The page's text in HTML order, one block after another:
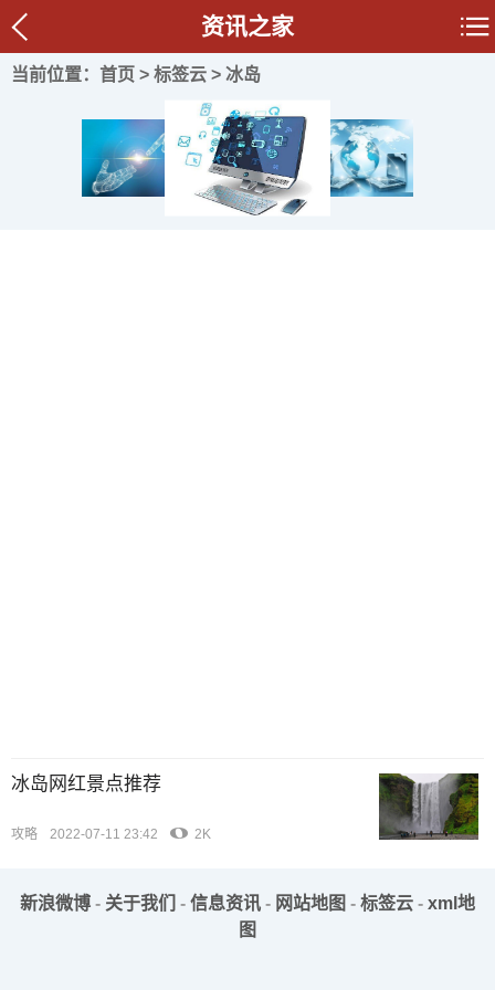
资讯之家
当前位置： 首页 > 标签云 > 冰岛
冰岛网红景点推荐
攻略 2022-07-11 23:42 2K
新浪微博 - 关于我们 - 信息资讯 - 网站地图 - 标签云 - xml地
图